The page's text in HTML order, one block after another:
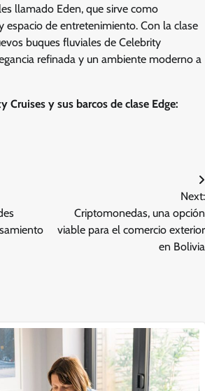
llamado Eden, que sirve como
espacio de entretenimiento. Con la clase
buques fluviales de Celebrity
refinada y un ambiente moderno a
Cruises y sus barcos de clase Edge:
Next:
Criptomonedas, una opción
viable para el comercio exterior
en Bolivia